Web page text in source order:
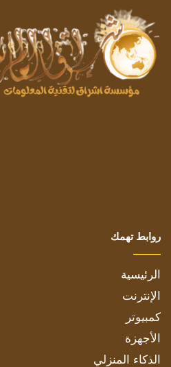
روابط تهمك
الرئيسية
الإنترنت
كمبيوتر
الأجهزة
الذكاء المنزلي